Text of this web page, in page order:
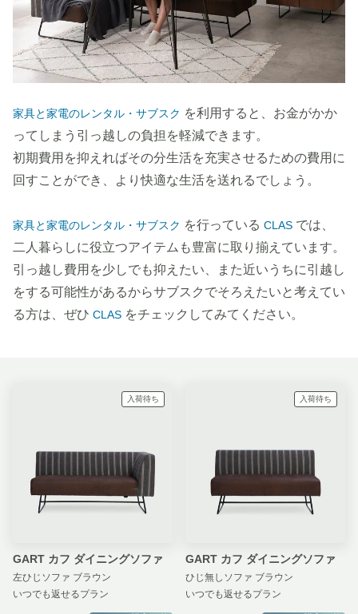
家具と家電のレンタル・サブスク を利用すると、お金がかか
ってしまう引っ越しの負担を軽減できます。
初期費用を抑えればその分生活を充実させるための費用に
回すことができ、より快適な生活を送れるでしょう。
家具と家電のレンタル・サブスク を行っている CLAS では、
二人暮らしに役立つアイテムも豊富に取り揃えています。
引っ越し費用を少しでも抑えたい、また近いうちに引越し
をする可能性があるからサブスクでそろえたいと考えてい
る方は、ぜひ CLAS をチェックしてみてください。
入荷待ち
GART カフ ダイニングソファ
左ひじソファ ブラウン
いつでも返せるプラン
入荷待ち
GART カフ ダイニングソファ
ひじ無しソファ ブラウン
いつでも返せるプラン